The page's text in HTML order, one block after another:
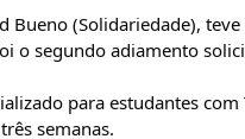
(Solidariedade),
o segundo adiamento
para estudantes
semanas.